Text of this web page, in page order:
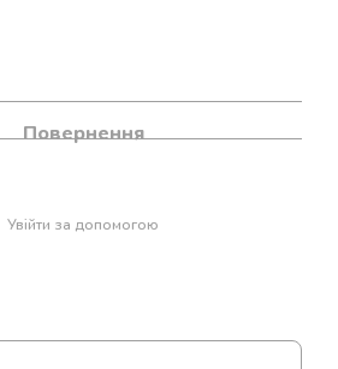
Повернення
Увійти за допомогою